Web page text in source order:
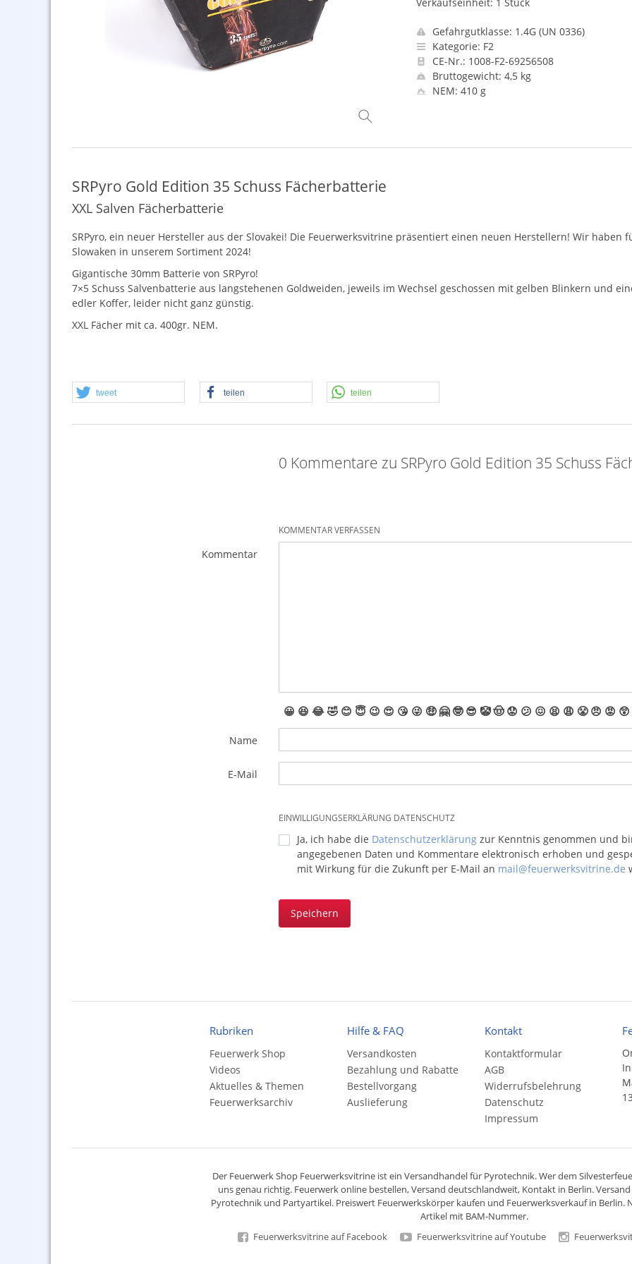
Gefahrgutklasse: 1.4G (UN 0336)
Kategorie: F2
CE-Nr.: 1008-F2-69256508
Bruttogewicht: 4,5 kg
NEM: 410 g
SRPyro Gold Edition 35 Schuss Fächerbatterie
XXL Salven Fächerbatterie
SRPyro, ein neuer Hersteller aus der Slovakei! Die Feuerwerksvitrine präsentiert einen neuen Herstellern! Wir
Slowaken in unserem Sortiment 2024!
Gigantische 30mm Batterie von SRPyro!
7×5 Schuss Salvenbatterie aus langstehenen Goldweiden, jeweils im Wechsel geschossen mit gelben Blinkern und
edler Koffer, leider nicht ganz günstig.
XXL Fächer mit ca. 400gr. NEM.
tweet teilen teilen
0 Kommentare zu SRPyro Gold Edition 35 Schuss
KOMMENTAR VERFASSEN
Kommentar
😀 😆 😂🤣 😊 😇 😉 😍 😘 😜 🤑 🤗 🤓 😎 🤡🤠 😟 😕 😖 😫 😩 😤 😠 😡 😲
Name
E-Mail
EINWILLIGUNGSERKLÄRUNG DATENSCHUTZ
Ja, ich habe die Datenschutzerklärungzur Kenntnis genommen und
angegebenen Daten und Kommentare elektronisch erhoben und
mit Wirkung für die Zukunft per E-Mail an mail@feuerwerksvitrine.de
Speichern
Rubriken
Feuerwerk Shop
Videos
Aktuelles & Themen
Feuerwerksarchiv
Hilfe & FAQ
Versandkosten
Bezahlung und Rabatte
Bestellvorgang
Auslieferung
Kontakt
Kontaktformular
AGB
Widerrufsbelehrung
Datenschutz
Impressum
Der Feuerwerk Shop Feuerwerksvitrine ist ein Versandhandelfür Pyrotechnik. Wer dem
uns genau richtig. Feuerwerk online bestellen,Versand deutschlandweit, Kontakt in Berlin.
Pyrotechnikund Partyartikel. Preiswert Feuerwerkskörperkaufen und Feuerwerksverkauf in Berlin.
Artikel mit BAM-Nummer.
Feuerwerksvitrine auf Facebook
Feuerwerksvitrine auf Youtube